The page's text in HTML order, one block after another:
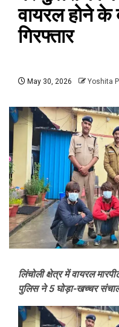
वायरल होने के
गिरफ्तार
May 30, 2026 Yoshita
लिंचोली क्षेत्र में वायरल
पुलिस ने 5 घोड़ा-खच्चर